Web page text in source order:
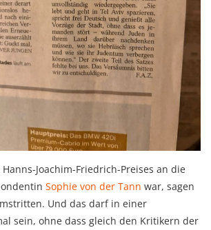
Joachim-Friedrich-Preises an die
Sophie von der Tann war, sagen
Und das darf in einer
sein, ohne dass gleich den Kritikern der